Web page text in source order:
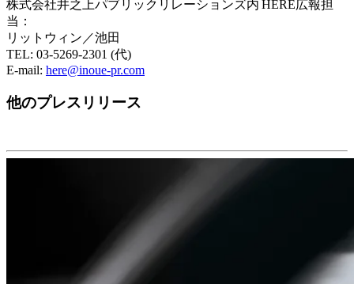
株式会社井之上パブリックリレーションズ内 HERE広報担
当：
リットウィン／池田
TEL: 03-5269-2301 (代)
E-mail: here@inoue-pr.com
他のプレスリリース